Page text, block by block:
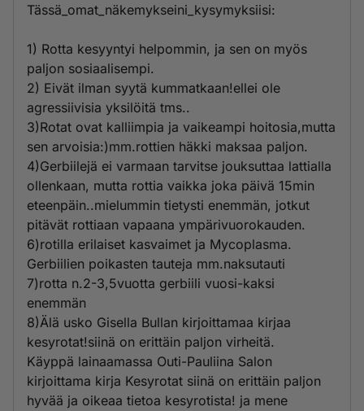
Tässä_omat_näkemykseini_kysymyksiisi:
1) Rotta kesyyntyi helpommin, ja sen on myös
paljon sosiaalisempi.
2) Eivät ilman syytä kummatkaan!ellei ole
agressiivisia yksilöitä tms..
3)Rotat ovat kalliimpia ja vaikeampi hoitosia,mutta
sen arvoisia:)mm.rottien häkki maksaa paljon.
4)Gerbiilejä ei varmaan tarvitse jouksuttaa lattialla
ollenkaan, mutta rottia vaikka joka päivä 15min
eteenpäin..mielummin tietysti enemmän, jotkut
pitävät rottiaan vapaana ympärivuorokauden.
6)rotilla erilaiset kasvaimet ja Mycoplasma.
Gerbiilien poikasten tauteja mm.naksutauti
7)rotta n.2-3,5vuotta gerbiili vuosi-kaksi
enemmän
8)Älä usko Gisella Bullan kirjoittamaa kirjaa
kesyrotat!siinä on erittäin paljon virheitä.
Käyppä lainaamassa Outi-Pauliina Salon
kirjoittama kirja Kesyrotat siinä on erittäin paljon
hyvää ja oikeaa tietoa kesyrotista! ja mene